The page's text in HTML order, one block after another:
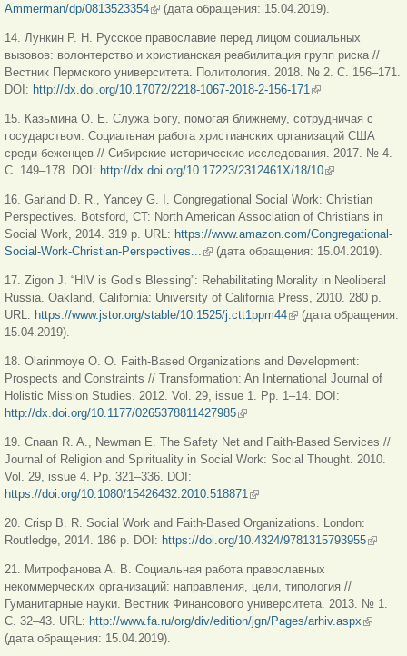
Ammerman/dp/0813523354(внешняя ссылка)
(дата обращения: 15.04.2019).
14. Лункин Р. Н. Русское православие перед лицом социальных
вызовов: волонтерство и христианская реабилитация групп риска //
Вестник Пермского университета. Политология. 2018. № 2. С. 156–171.
DOI: http://dx.doi.org/10.17072/2218-1067-2018-2-156-171(внешняя
15. Казьмина О. Е. Служа Богу, помогая ближнему, сотрудничая с
государством. Социальная работа христианских организаций США
среди беженцев // Сибирские исторические исследования. 2017. № 4.
С. 149–178. DOI: http://dx.doi.org/10.17223/2312461X/18/10(внешняя
16. Garland D. R., Yancey G. I. Congregational Social Work: Christian
Perspectives. Botsford, CT: North American Association of Christians in
Social Work, 2014. 319 p. URL: https://www.amazon.com/Congregational-
Social-Work-Christian-Perspectives... (внешняя ссылка)
(дата обращения: 15.04.2019).
17. Zigon J. “HIV is God’s Blessing”: Rehabilitating Morality in Neoliberal
Russia. Oakland, California: University of California Press, 2010. 280 p.
URL: https://www.jstor.org/stable/10.1525/j.ctt1ppm44(внешняя ссылка)
(дата обращения:
15.04.2019).
18. Olarinmoye O. O. Faith-Based Organizations and Development:
Prospects and Constraints // Transformation: An International Journal of
Holistic Mission Studies. 2012. Vol. 29, issue 1. Pр. 1–14. DOI:
http://dx.doi.org/10.1177/0265378811427985(внешняя ссылка)
19. Cnaan R. A., Newman E. The Safety Net and Faith-Based Services //
Journal of Religion and Spirituality in Social Work: Social Thought. 2010.
Vol. 29, issue 4. Pp. 321–336. DOI:
https://doi.org/10.1080/15426432.2010.518871(внешняя ссылка)
20. Crisp B. R. Social Work and Faith-Based Organizations. London:
Routledge, 2014. 186 p. DOI: https://doi.org/10.4324/9781315793955
21. Митрофанова А. В. Социальная работа православных
некоммерческих организаций: направления, цели, типология //
Гуманитарные науки. Вестник Финансового университета. 2013. № 1.
С. 32–43. URL: http://www.fa.ru/org/div/edition/jgn/Pages/arhiv.aspx
(дата обращения: 15.04.2019).